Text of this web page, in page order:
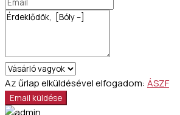
Az űrlap elküldésével elfogadom: ÁSZF
Email küldése